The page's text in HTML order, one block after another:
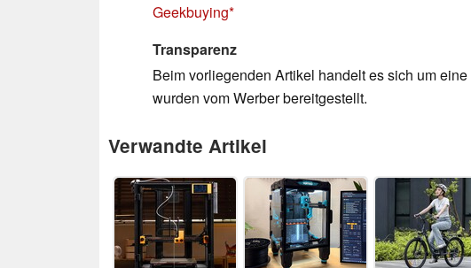
Geekbuying
Transparenz
Beim vorliegenden Artikel handelt es sich um
wurden vom Werber bereitgestellt.
Verwandte Artikel